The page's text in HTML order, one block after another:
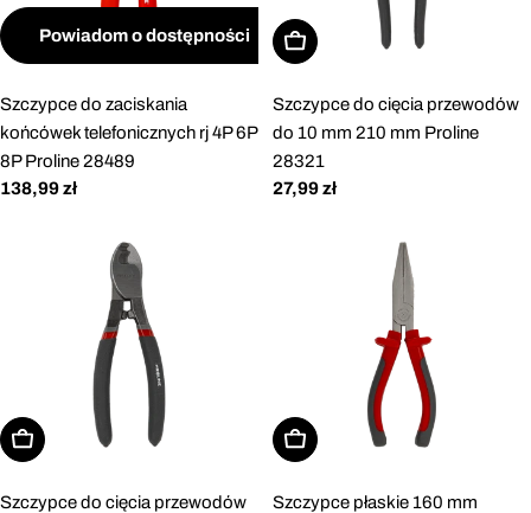
Powiadom o dostępności
Szczypce do zaciskania
końcówek telefonicznych rj 4P 6P
8P Proline 28489
Cena
138,99 zł
Dodaj do koszyka
Szczypce do cięcia przewodów
do 10 mm 210 mm Proline
28321
Cena
27,99 zł
Dodaj do koszyka
Szczypce do cięcia przewodów
Dodaj do koszyka
Szczypce płaskie 160 mm